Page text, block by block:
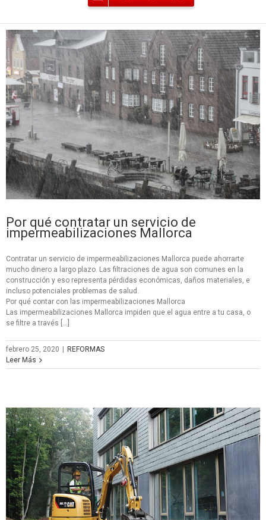
Por qué contratar un servicio de
impermeabilizaciones Mallorca
Contratar un servicio de impermeabilizaciones Mallorca puede ahorrarte
mucho dinero a largo plazo. Las filtraciones de agua son comunes en la
construcción y eso representa pérdidas económicas, daños materiales, e
incluso potenciales problemas de salud.
Por qué contar con las impermeabilizaciones Mallorca
Las impermeabilizaciones Mallorca impiden que el agua entre a tu casa, o
se filtre a través […]
febrero 25, 2020
REFORMAS
Leer Más